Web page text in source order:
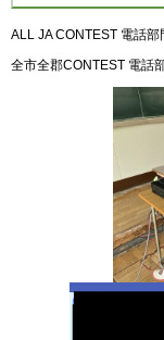
ALL JA CONTEST 電話
全市全郡CONTEST 電